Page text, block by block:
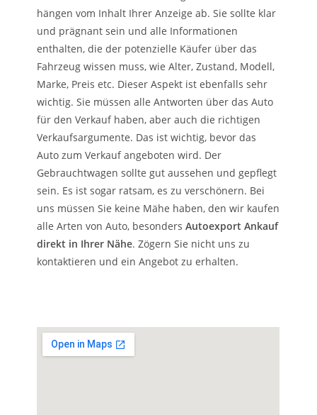
hängen vom Inhalt Ihrer Anzeige ab. Sie sollte klar
und prägnant sein und alle Informationen
enthalten, die der potenzielle Käufer über das
Fahrzeug wissen muss, wie Alter, Zustand, Modell,
Marke, Preis etc. Dieser Aspekt ist ebenfalls sehr
wichtig. Sie müssen alle Antworten über das Auto
für den Verkauf haben, aber auch die richtigen
Verkaufsargumente. Das ist wichtig, bevor das
Auto zum Verkauf angeboten wird. Der
Gebrauchtwagen sollte gut aussehen und gepflegt
sein. Es ist sogar ratsam, es zu verschönern. Bei
uns müssen Sie keine Mähe haben, den wir kaufen
alle Arten von Auto, besondersAutoexport Ankauf
direkt in Ihrer Nähe. Zögern Sie nicht uns zu
kontaktieren und ein Angebot zu erhalten.